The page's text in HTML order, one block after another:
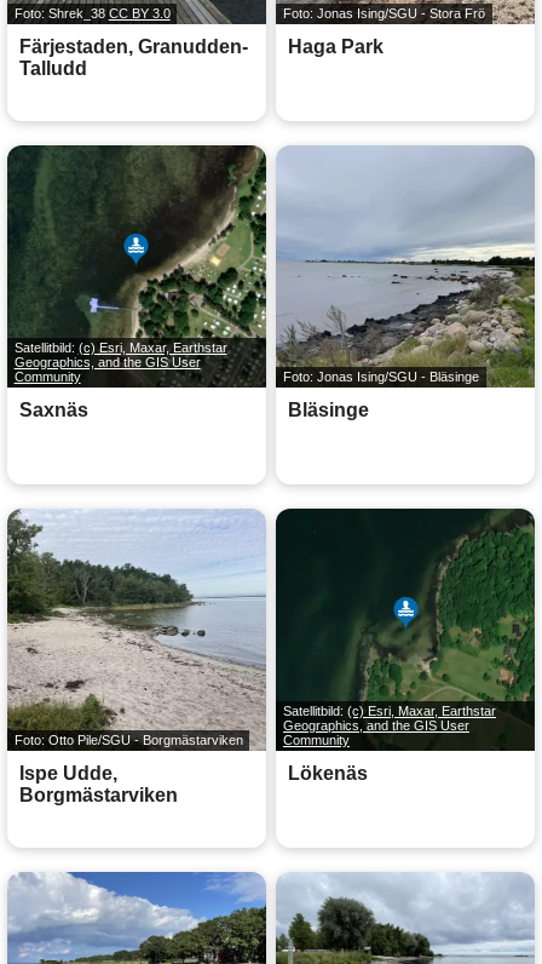
Foto: Shrek_38 CC BY 3.0
Färjestaden, Granudden-
Talludd
Foto: Jonas Ising/SGU - Stora Frö
Haga Park
Satellitbild: (c) Esri, Maxar, Earthstar
Geographics, and the GIS User
Community
Saxnäs
Foto: Jonas Ising/SGU - Bläsinge
Bläsinge
Foto: Otto Pile/SGU - Borgmästarviken
Ispe Udde,
Borgmästarviken
Satellitbild: (c) Esri, Maxar, Earthstar
Geographics, and the GIS User
Community
Lökenäs